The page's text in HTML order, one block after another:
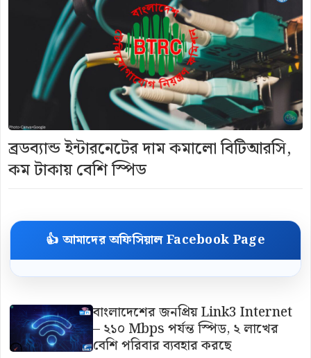
ব্রডব্যান্ড ইন্টারনেটের দাম কমালো বিটিআরসি,
কম টাকায় বেশি স্পিড
👍 আমাদের অফিসিয়াল Facebook Page
বাংলাদেশের জনপ্রিয় Link3 Internet
– ২১০ Mbps পর্যন্ত স্পিড, ২ লাখের
বেশি পরিবার ব্যবহার করছে